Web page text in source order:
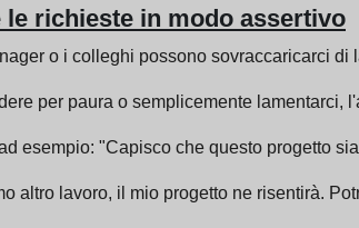
le richieste in modo assertivo
o i colleghi possono sovraccaricarci di
per paura o semplicemente lamentarci,
esempio: "Capisco che questo progetto
altro lavoro, il mio progetto ne risentirà.